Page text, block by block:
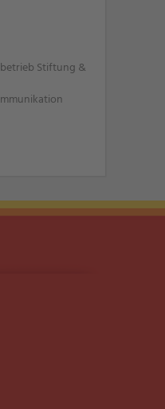
Stiftung &